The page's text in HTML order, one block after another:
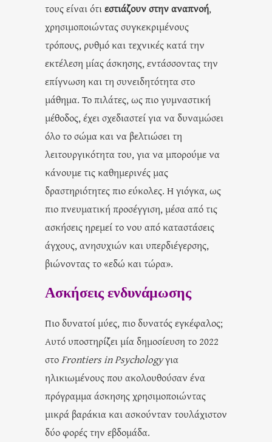
τους είναι ότιεστιάζουν στην αναπνοή,
χρησιμοποιώντας συγκεκριμένους
τρόπους, ρυθμό και τεχνικές κατά την
εκτέλεση μίας άσκησης, εντάσσοντας την
επίγνωση και τη συνειδητότητα στο
μάθημα. Το πιλάτες, ως πιο γυμναστική
μέθοδος, έχει σχεδιαστεί για να δυναμώσει
όλο το σώμα και να βελτιώσει τη
λειτουργικότητα του, για να μπορούμε να
κάνουμε τις καθημερινές μας
δραστηριότητες πιο εύκολες. Η γιόγκα, ως
πιο πνευματική προσέγγιση, μέσα από τις
ασκήσεις ηρεμεί το νου από καταστάσεις
άγχους, ανησυχιών και υπερδιέγερσης,
βιώνοντας το «εδώ και τώρα».
Ασκήσεις ενδυνάμωσης
Πιο δυνατοί μύες, πιο δυνατός εγκέφαλος;
Αυτό υποστηρίζει μία δημοσίευση το 2022
στοFrontiers in Psychologyγια
ηλικιωμένους που ακολουθούσαν ένα
πρόγραμμα άσκησης χρησιμοποιώντας
μικρά βαράκια και ασκούνταν τουλάχιστον
δύο φορές την εβδομάδα.